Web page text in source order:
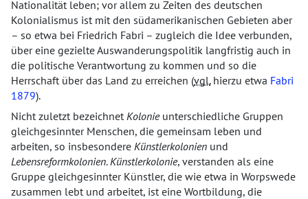
Nationalität leben; vor allem zu Zeiten des deutschen
Kolonialismus ist mit den südamerikanischen Gebieten aber
– so etwa bei Friedrich Fabri – zugleich die Idee verbunden,
über eine gezielte Auswanderungspolitik langfristig auch in
die politische Verantwortung zu kommen und so die
Herrschaft über das Land zu erreichen (vgl.hierzu etwa Fabri
1879).
Nicht zuletzt bezeichnetKolonieunterschiedliche Gruppen
gleichgesinnter Menschen, die gemeinsam leben und
arbeiten, so insbesondere Künstlerkolonien und
Lebensreformkolonien.Künstlerkolonie, verstanden als eine
Gruppe gleichgesinnter Künstler, die wie etwa in Worpswede
zusammen lebt und arbeitet, ist eine Wortbildung, die